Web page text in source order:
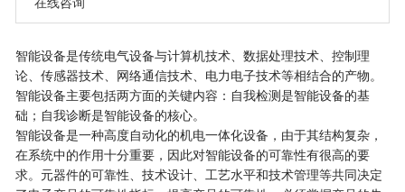
智能设备是传统电气设备与计算机技术、数据处理技术、控制理
论、传感器技术、网络通信技术、电力电子技术等相结合的产物。
智能设备主要包括两方面的关键内容：自我检测是智能设备的基
础；自我诊断是智能设备的核心。
智能设备是一种高度自动化的机电一体化设备，由于其结构复杂，
在系统中的作用十分重要，因此对智能设备的可靠性有很高的要
求。元器件的可靠性、技术设计、工艺水平和技术管理等共同决定